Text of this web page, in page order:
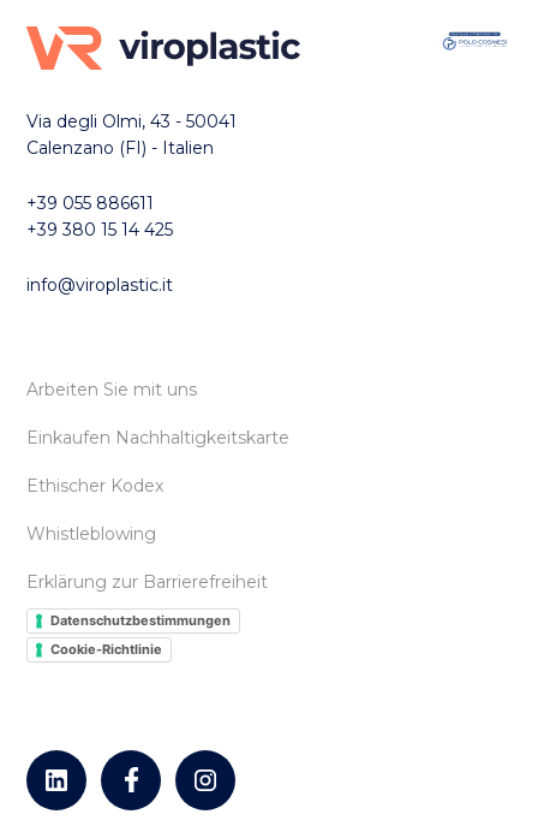
Via degli Olmi, 43 - 50041
Calenzano (FI) - Italien
+39 055 886611
+39 380 15 14 425
info@viroplastic.it
Arbeiten Sie mit uns
Einkaufen Nachhaltigkeitskarte
Ethischer Kodex
Whistleblowing
Erklärung zur Barrierefreiheit
Datenschutzbestimmungen
Cookie-Richtlinie